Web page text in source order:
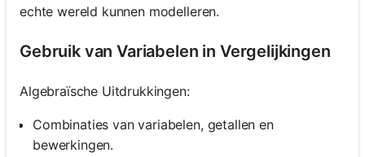
echte wereld kunnen modelleren.
Gebruik van Variabelen in Vergelijkingen
Algebraïsche Uitdrukkingen:
Combinaties van variabelen, getallen en
bewerkingen.